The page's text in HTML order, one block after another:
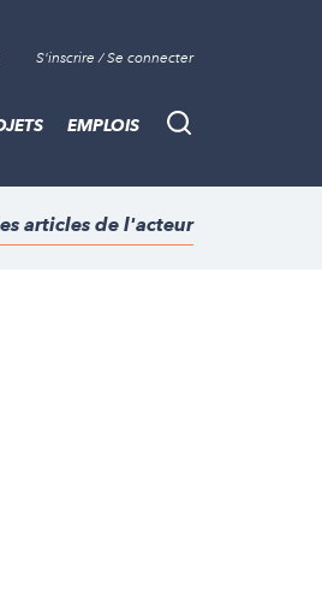
S'inscrire / Se connecter
Recherche
EMPLOIS
articles de l'acteur